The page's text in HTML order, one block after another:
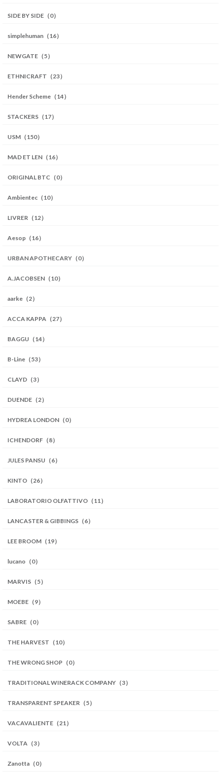
SIDE BY SIDE（0）
simplehuman（16）
NEWGATE（5）
ETHNICRAFT（23）
Hender Scheme（14）
STACKERS（17）
USM（150）
MAD ET LEN（16）
ORIGINAL BTC（0）
Ambientec（10）
LIVRER（12）
Aesop（16）
URBAN APOTHECARY（0）
A.JACOBSEN（10）
aarke（2）
ACCA KAPPA（27）
BAGGU（14）
B-Line（53）
CLAYD（3）
DUENDE（2）
HYDREA LONDON（0）
ICHENDORF（8）
JULES PANSU（6）
KINTO（26）
LABORATORIO OLFATTIVO（11）
LANCASTER & GIBBINGS（6）
LEE BROOM（19）
lucano（0）
MARVIS（5）
MOEBE（9）
SABRE（0）
THE HARVEST（10）
THE WRONG SHOP（0）
TRADITIONAL WINERACK COMPANY（3）
TRANSPARENT SPEAKER（5）
VACAVALIENTE（21）
VOLTA（3）
Zanotta（0）